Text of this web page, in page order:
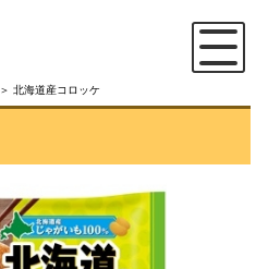
＞ 北海道産コロッケ